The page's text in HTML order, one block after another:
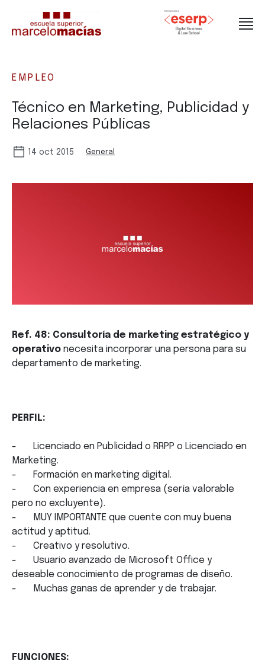
EMPLEO
Técnico en Marketing, Publicidad y
Relaciones Públicas
14 oct 2015 General
Ref. 48: Consultoría de marketing estratégico y
operativo necesita incorporar una persona para su
departamento de marketing.
PERFIL:
- Licenciado en Publicidad o RRPP o Licenciado en
Marketing.
- Formación en marketing digital.
- Con experiencia en empresa (sería valorable
pero no excluyente).
- MUY IMPORTANTE que cuente con muy buena
actitud y aptitud.
- Creativo y resolutivo.
- Usuario avanzado de Microsoft Office y
deseable conocimiento de programas de diseño.
- Muchas ganas de aprender y de trabajar.
FUNCIONES: